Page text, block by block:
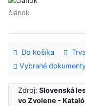
článok
Do košíka
Vybrané
Zdroj:Slovenská
vo Zvolene -